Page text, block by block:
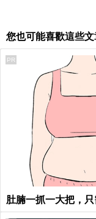
您也可能喜歡這些文
肚腩一抓一大把，
PR